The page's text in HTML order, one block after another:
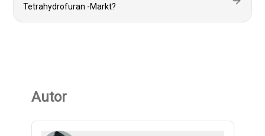
Tetrahydrofuran -Markt?
Autor